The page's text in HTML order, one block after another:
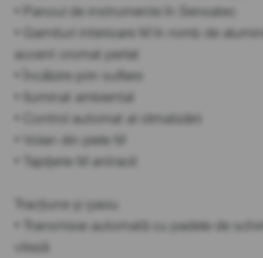
• Panoul de instrumente în Sensatec
• Garnituri interioare M în romb de
accent cromat perlat
• Încălzire prin suflare
• Iluminat ambiental
• Control automat al climatizării
• Volan din piele M
• Tapițerie M antracit
Tracțiune și șasiu
• Transmisie automată cu padele de
viteză